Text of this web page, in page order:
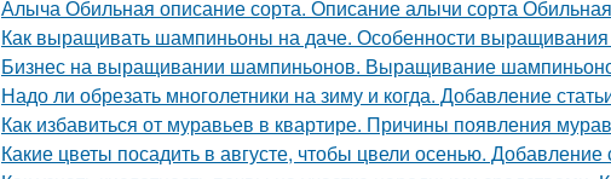
Алыча Обильная описание сорта. Описание алычи сорта Обильная
Как выращивать шампиньоны на даче. Особенности выращивания
Бизнес на выращивании шампиньонов. Выращивание
Надо ли обрезать многолетники на зиму и когда. Добавление
Как избавиться от муравьев в квартире. Причины появления
Какие цветы посадить в августе, чтобы цвели осенью. Добавление